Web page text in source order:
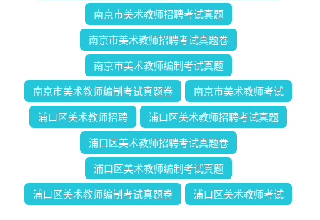
南京市美术教师招聘考试真题
南京市美术教师招聘考试真题卷
南京市美术教师编制考试真题
南京市美术教师编制考试真题卷 南京市美术教师考试
浦口区美术教师招聘 浦口区美术教师招聘考试真题
浦口区美术教师招聘考试真题卷
浦口区美术教师编制考试真题
浦口区美术教师编制考试真题卷 浦口区美术教师考试